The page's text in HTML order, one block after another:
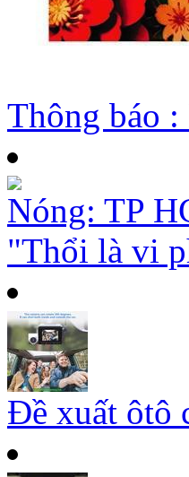
Thông báo
Nóng: TP
"Thổi là vi
Đề xuất ôtô